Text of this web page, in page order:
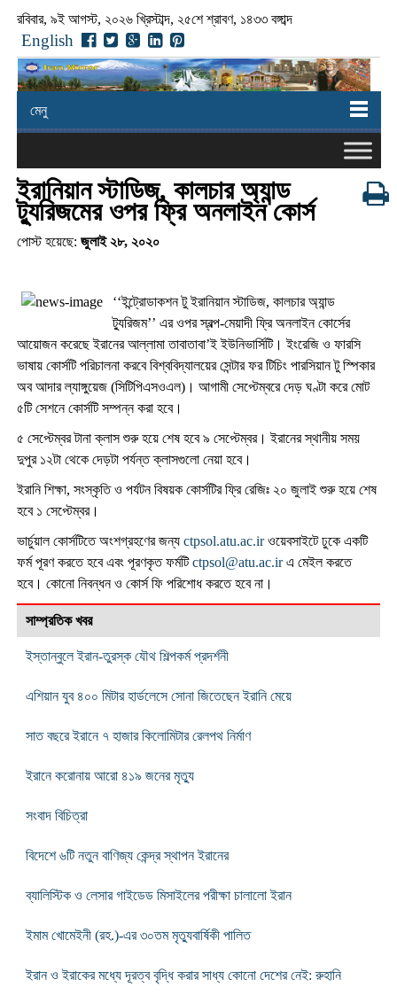
রবিবার, ৯ই আগস্ট, ২০২৬ খ্রিস্টাব্দ, ২৫শে শ্রাবণ, ১৪৩৩ বঙ্গাব্দ
English
মেনু
ইরানিয়ান স্টাডিজ, কালচার অ্যান্ড
ট্যুরিজমের ওপর ফ্রি অনলাইন কোর্স
পোস্ট হয়েছে: জুলাই ২৮, ২০২০
‘‘ইন্ট্রোডাকশন টু ইরানিয়ান স্টাডিজ, কালচার অ্যান্ড
ট্যুরিজম’’ এর ওপর স্বল্প-মেয়াদী ফ্রি অনলাইন কোর্সের
আয়োজন করেছে ইরানের আল্লামা তাবাতাবা’ই ইউনিভার্সিটি। ইংরেজি ও ফারসি
ভাষায় কোর্সটি পরিচালনা করবে বিশ্ববিদ্যালয়ের সেন্টার ফর টিচিং পারসিয়ান টু স্পিকার
অব আদার ল্যাঙ্গুয়েজ (সিটিপিএসওএল)। আগামী সেপ্টেম্বরে দেড় ঘণ্টা করে মোট
৫টি সেশনে কোর্সটি সম্পন্ন করা হবে।
৫ সেপ্টেম্বর টানা ক্লাস শুরু হয়ে শেষ হবে ৯ সেপ্টেম্বর। ইরানের স্থানীয় সময়
দুপুর ১২টা থেকে দেড়টা পর্যন্ত ক্লাসগুলো নেয়া হবে।
ইরানি শিক্ষা, সংস্কৃতি ও পর্যটন বিষয়ক কোর্সটির ফ্রি রেজিঃ ২০ জুলাই শুরু হয়ে শেষ
হবে ১ সেপ্টেম্বর।
ভার্চুয়াল কোর্সটিতে অংশগ্রহণের জন্য ctpsol.atu.ac.irওয়েবসাইটে ঢুকে একটি
ফর্ম পূরণ করতে হবে এবং পূরণকৃত ফর্মটিctpsol@atu.ac.irএ মেইল করতে
হবে। কোনো নিবন্ধন ও কোর্স ফি পরিশোধ করতে হবে না।
সাম্প্রতিক খবর
ইস্তান্বুলে ইরান-তুরস্ক যৌথ শিল্পকর্ম প্রদর্শনী
এশিয়ান যুব ৪০০ মিটার হার্ডলেসে সোনা জিতেছেন ইরানি মেয়ে
সাত বছরে ইরানে ৭ হাজার কিলোমিটার রেলপথ নির্মাণ
ইরানে করোনায় আরো ৪১৯ জনের মৃত্যু
সংবাদ বিচিত্রা
বিদেশে ৬টি নতুন বাণিজ্য কেন্দ্র স্থাপন ইরানের
ব্যালিস্টিক ও লেসার গাইডেড মিসাইলের পরীক্ষা চালালো ইরান
ইমাম খোমেইনী (রহ.)-এর ৩০তম মৃত্যুবার্ষিকী পালিত
ইরান ও ইরাকের মধ্যে দূরত্ব বৃদ্ধি করার সাধ্য কোনো দেশের নেই: রুহানি